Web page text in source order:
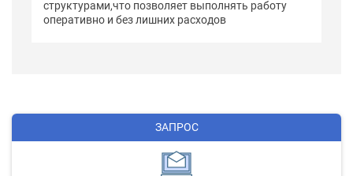
структурами,что позволяет выполнять работу
оперативно и без лишних расходов
ЗАПРОС